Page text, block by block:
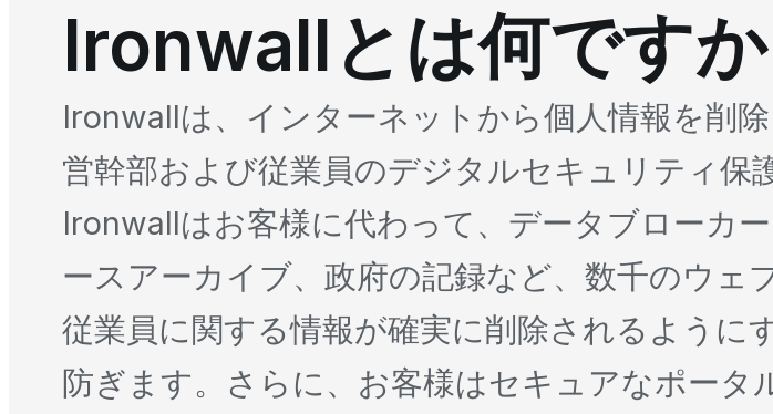
Ironwallとは何ですか
Ironwallは、インターネットから個人情報を削
営幹部および従業員のデジタルセキュリティ保
Ironwallはお客様に代わって、データブローカ
ースアーカイブ、政府の記録など、数千のウェ
従業員に関する情報が確実に削除されるように
防ぎます。さらに、お客様はセキュアなポータ